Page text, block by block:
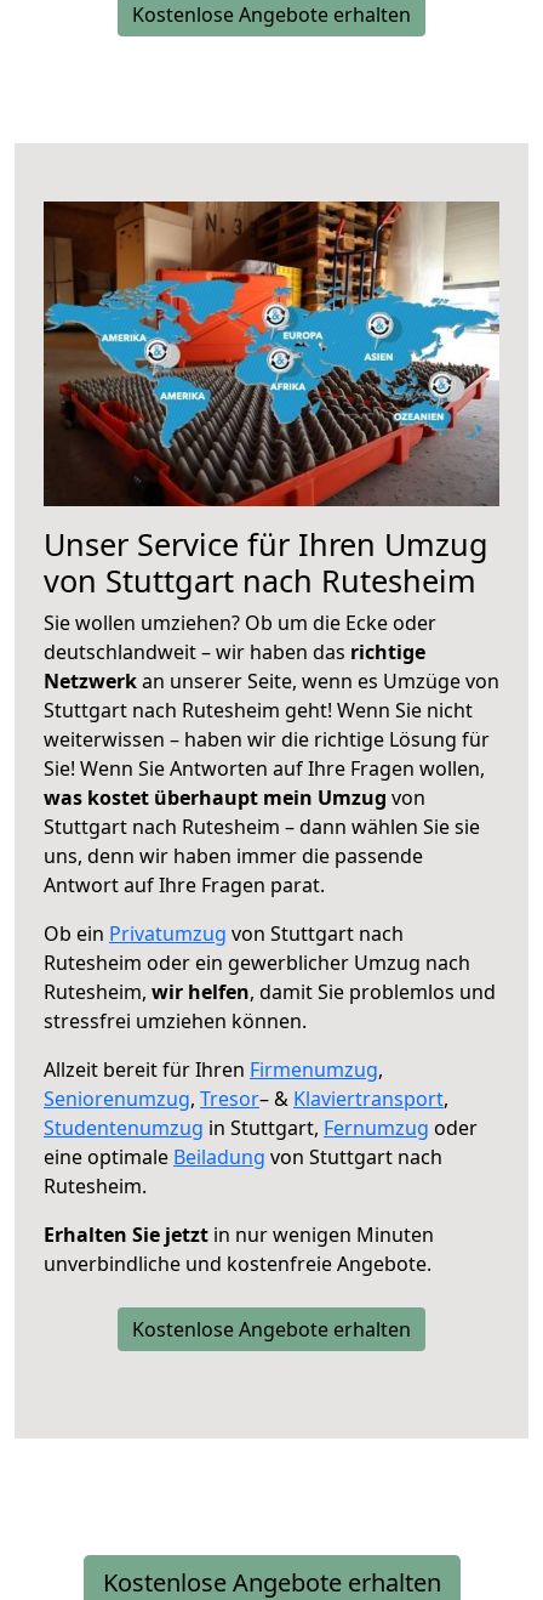
Kostenlose Angebote erhalten
Unser Service für Ihren Umzug
von Stuttgart nach Rutesheim
Sie wollen umziehen? Ob um die Ecke oder
deutschlandweit – wir haben das richtige
Netzwerkan unserer Seite, wenn es Umzüge von
Stuttgart nach Rutesheim geht! Wenn Sie nicht
weiterwissen – haben wir die richtige Lösung für
Sie! Wenn Sie Antworten auf Ihre Fragen wollen,
was kostet überhaupt mein Umzug von
Stuttgart nach Rutesheim – dann wählen Sie sie
uns, denn wir haben immer die passende
Antwort auf Ihre Fragen parat.
Ob ein Privatumzug von Stuttgart nach
Rutesheim oder ein gewerblicher Umzug nach
Rutesheim, wir helfen, damit Sie problemlos und
stressfrei umziehen können.
Allzeit bereit für Ihren Firmenumzug,
Seniorenumzug, Tresor– & Klaviertransport,
Studentenumzug in Stuttgart, Fernumzug oder
eine optimale Beiladung von Stuttgart nach
Rutesheim.
Erhalten Sie jetzt in nur wenigen Minuten
unverbindliche und kostenfreie Angebote.
Kostenlose Angebote erhalten
Kostenlose Angebote erhalten